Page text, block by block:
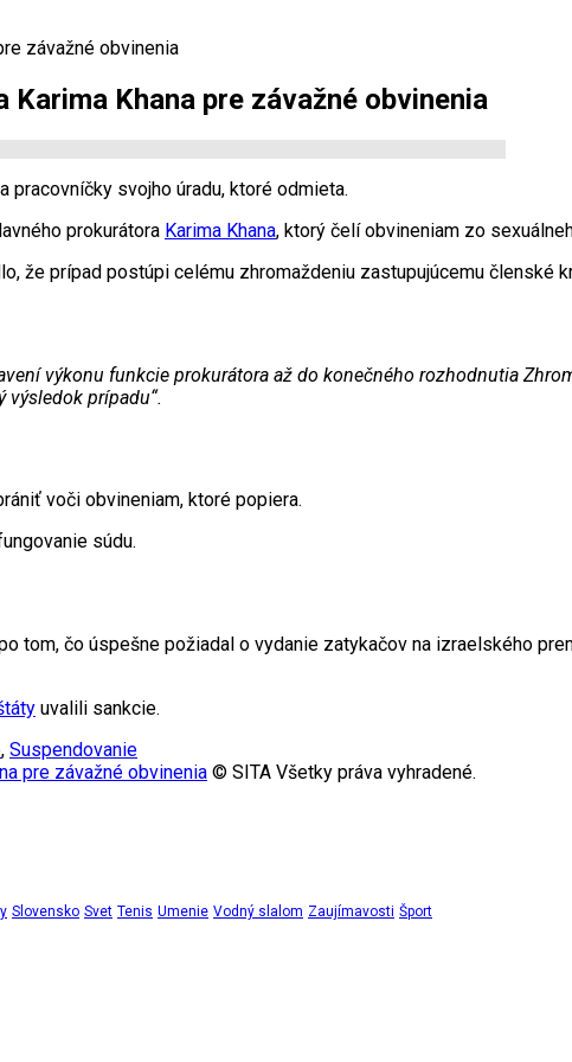
závažné obvinenia
Khana pre závažné obvinenia
svojho úradu, ktoré odmieta.
prokurátora Karima Khana, ktorý čelí obvineniam zo
že prípad postúpi celému zhromaždeniu zastupujúcemu členské
výkonu funkcie prokurátora až do konečného rozhodnutia
výsledok prípadu“.
voči obvineniam, ktoré popiera.
súdu.
tom, čo úspešne požiadal o vydanie zatykačov na izraelského
uvalili sankcie.
, Suspendovanie
pre závažné obvinenia © SITA Všetky práva vyhradené.
Slovensko Svet Tenis Umenie Vodný slalom Zaujímavosti Šport